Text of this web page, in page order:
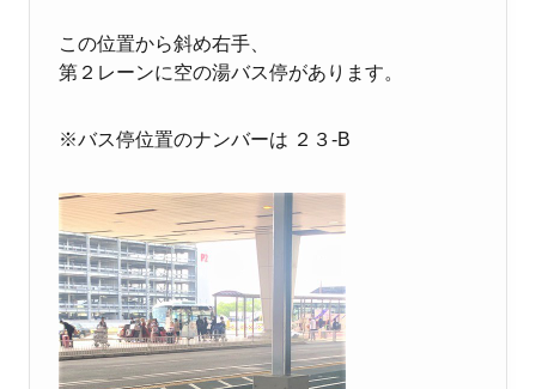
この位置から斜め右手、
第２レーンに空の湯バス停があります。
※バス停位置のナンバーは ２３-B